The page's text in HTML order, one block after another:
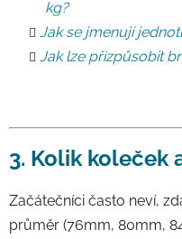
kg?
Jak se jmenují
Jak lze přizpůsobit
3. Kolik koleček
Začátečníci často neví,
průměr (76mm, 80mm,